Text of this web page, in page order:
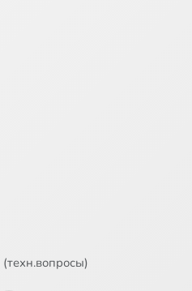
(техн.вопросы)